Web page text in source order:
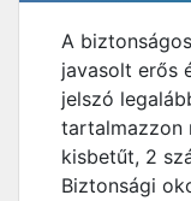
A
javasolt erős
jelszó
tartalmazzon
kisbetűt, 2
Biztonsági